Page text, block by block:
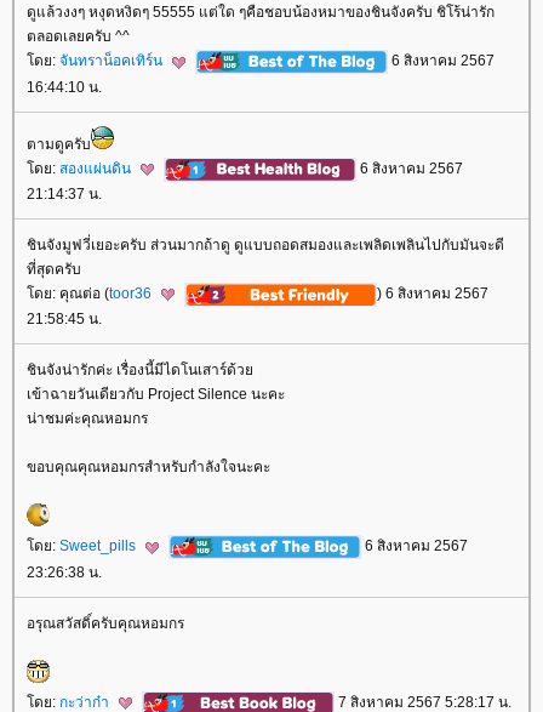
ดูแล้วงงๆ หงุดหงิดๆ 55555 แต่ใด ๆคือชอบน้องหมาของชินจังครับ ชิโร้น่ารัก
ตลอดเลยครับ ^^
ดย: จันทราน็อคเทิร์น
6 สิงหาคม 2567
16:44:10 น.
ตามดูครับ
ดย: สองแผ่นดิน
6 สิงหาคม 2567
21:14:37 น.
ชินจังมูฟวี่เยอะครับ ส่วนมากถ้าดู ดูแบบถอดสมองและเพลิดเพลินไปกับมันจะดี
ที่สุดครับ
ดย: คุณต่อ (toor36
) 6 สิงหาคม 2567
21:58:45 น.
ชินจังน่ารักค่ะ เรื่องนี้มีไดโนเสาร์ด้ว
เข้าฉายวันเดียวกับ Project Silence นะคะ
น่าชมค่ะคุณหอมกร
ขอบคุณคุณหอมกรสำหรับกำลังใจนะคะ
ดย: Sweet_pills
6 สิงหาคม 2567
23:26:38 น.
อรุณสวัสดิ์ครับคุณหอมกร
ดย: กะว่าก๋า 7 สิงหาคม 2567 5:28:17 น.